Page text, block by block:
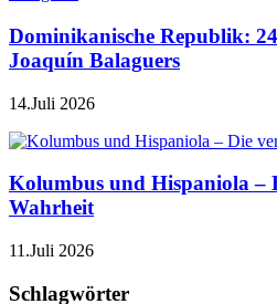
Dominikanische Republik:
Joaquín Balaguers
14.Juli 2026
Kolumbus und Hispaniola –
Wahrheit
11.Juli 2026
Schlagwörter